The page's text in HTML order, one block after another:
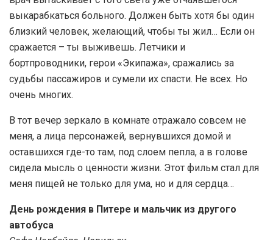
выкарабкаться больного. Должен быть хотя бы один
близкий человек, желающий, чтобы ты жил… Если он
сражается – ты выживешь. Летчики и
бортпроводники, герои «Экипажа», сражались за
судьбы пассажиров и сумели их спасти. Не всех. Но
очень многих.
В тот вечер зеркало в комнате отражало совсем не
меня, а лица персонажей, вернувшихся домой и
оставшихся где-то там, под слоем пепла, а в голове
сидела мысль о ценности жизни. Этот фильм стал для
меня пищей не только для ума, но и для сердца…
День рождения в Питере и мальчик из другого
автобуса